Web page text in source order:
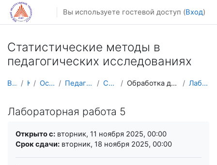
Перейти к основному содержанию
Вы используете гостевой доступ (Вход)
Статистические методы в
педагогических исследованиях
В начало Курсы Осенний семестр Педагогическое образование СМв педагогике Обработка данных педагогических экспериментов Лабораторная работа 5
Лабораторная работа 5
Открыто с: вторник, 11 ноября 2025, 00:00
Срок сдачи: вторник, 18 ноября 2025, 00:00